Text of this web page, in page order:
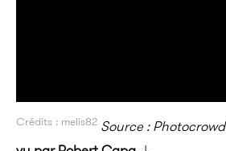
Crédits : melis82 Source : Photocrowd